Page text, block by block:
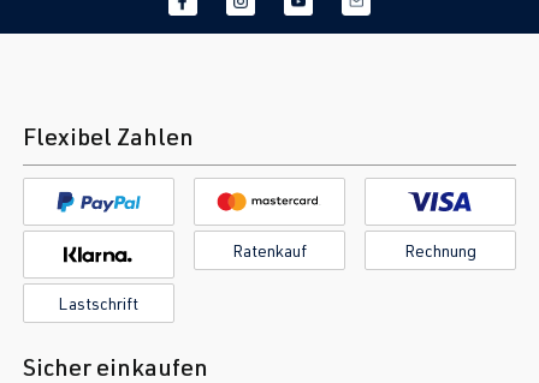
Flexibel Zahlen
Ratenkauf Rechnung
Lastschrift
Sicher einkaufen